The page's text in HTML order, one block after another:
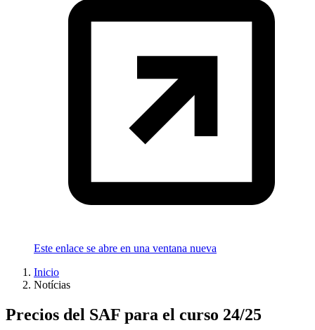
Este enlace se abre en una ventana nueva
Inicio
Notícias
Precios del SAF para el curso 24/25